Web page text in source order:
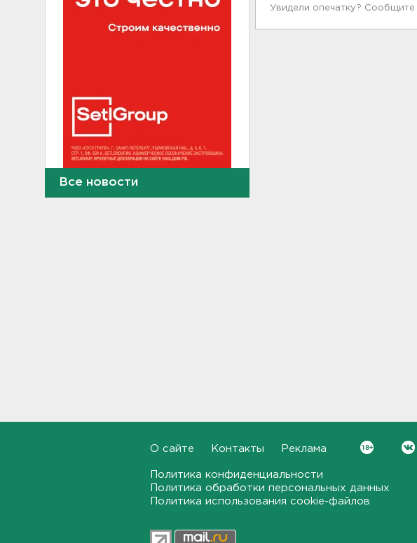
Для иностранных
абитуриентов хотят ввести
На "Сортавалу" съехались
спасатели и дорожники.
Все новости
Увидели опечатку?
О сайте Контакты Реклама
Политика конфиденциальности
Политика обработки персональных данных
Политика использования cookie-файлов